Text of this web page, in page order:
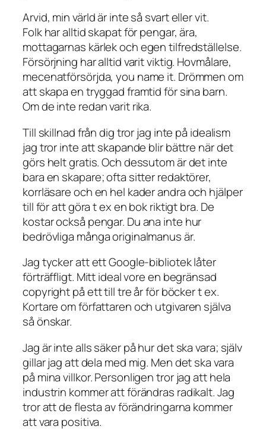
Arvid, min värld är inte så svart eller vit.
Folk har alltid skapat för pengar, ära,
mottagarnas kärlek och egen tilfredställelse.
Försörjning har alltid varit viktig. Hovmålare,
mecenatförsörjda, you name it. Drömmen om
att skapa en tryggad framtid för sina barn.
Om de inte redan varit rika.
Till skillnad från dig tror jag inte på idealism
jag tror inte att skapande blir bättre när det
görs helt gratis. Och dessutom är det inte
bara en skapare; ofta sitter redaktörer,
korrläsare och en hel kader andra och hjälper
till för att göra t ex en bok riktigt bra. De
kostar också pengar. Du ana inte hur
bedrövliga många originalmanus är.
Jag tycker att ett Google-bibliotek låter
förträffligt. Mitt ideal vore en begränsad
copyright på ett till tre år för böcker t ex.
Kortare om författaren och utgivaren själva
så önskar.
Jag är inte alls säker på hur det ska vara; själv
gillar jag att dela med mig. Men det ska vara
på mina villkor. Personligen tror jag att hela
industrin kommer att förändras radikalt. Jag
tror att de flesta av förändringarna kommer
att vara positiva.